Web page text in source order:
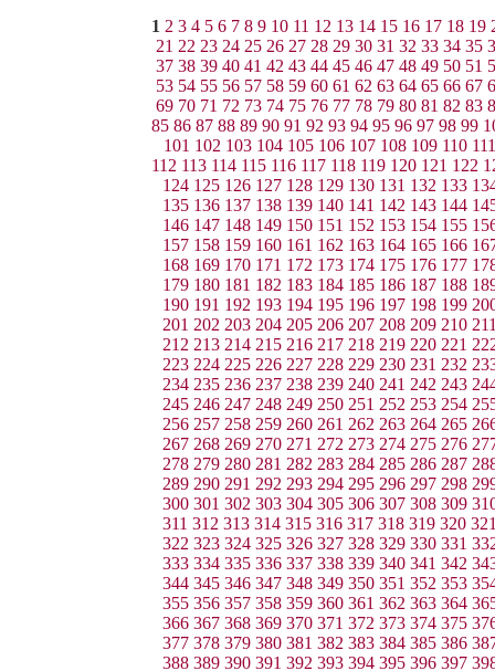
1 2 3 4 5 6 7 8 9 10 11 12 13 14 15 16 17 18 19
21 22 23 24 25 26 27 28 29 30 31 32 33 34 35
37 38 39 40 41 42 43 44 45 46 47 48 49 50 51
53 54 55 56 57 58 59 60 61 62 63 64 65 66 67
69 70 71 72 73 74 75 76 77 78 79 80 81 82 83
85 86 87 88 89 90 91 92 93 94 95 96 97 98 99
101 102 103 104 105 106 107 108 109 110 111
112 113 114 115 116 117 118 119 120 121 122
124 125 126 127 128 129 130 131 132 133
135 136 137 138 139 140 141 142 143 144
146 147 148 149 150 151 152 153 154 155
157 158 159 160 161 162 163 164 165 166
168 169 170 171 172 173 174 175 176 177
179 180 181 182 183 184 185 186 187 188
190 191 192 193 194 195 196 197 198 199
201 202 203 204 205 206 207 208 209 210
212 213 214 215 216 217 218 219 220 221
223 224 225 226 227 228 229 230 231 232
234 235 236 237 238 239 240 241 242 243
245 246 247 248 249 250 251 252 253 254
256 257 258 259 260 261 262 263 264 265
267 268 269 270 271 272 273 274 275 276
278 279 280 281 282 283 284 285 286 287
289 290 291 292 293 294 295 296 297 298
300 301 302 303 304 305 306 307 308 309
311 312 313 314 315 316 317 318 319 320
322 323 324 325 326 327 328 329 330 331
333 334 335 336 337 338 339 340 341 342
344 345 346 347 348 349 350 351 352 353
355 356 357 358 359 360 361 362 363 364
366 367 368 369 370 371 372 373 374 375
377 378 379 380 381 382 383 384 385 386
388 389 390 391 392 393 394 395 396 397